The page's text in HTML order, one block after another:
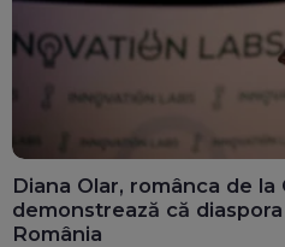
Diana Olar, românca de la
demonstrează că
România